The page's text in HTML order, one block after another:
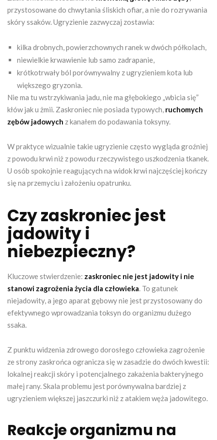
przystosowane do chwytania śliskich ofiar, a nie do rozrywania
skóry ssaków. Ugryzienie zazwyczaj zostawia:
kilka drobnych, powierzchownych ranek w dwóch półkolach,
niewielkie krwawienie lub samo zadrapanie,
krótkotrwały ból porównywalny z ugryzieniem kota lub
większego gryzonia.
Nie ma tu wstrzykiwania jadu, nie ma głębokiego „wbicia się”
kłów jak u żmii. Zaskroniec nie posiada typowych, ruchomych
zębów jadowych z kanałem do podawania toksyny.
W praktyce wizualnie takie ugryzienie często wygląda groźniej
z powodu krwi niż z powodu rzeczywistego uszkodzenia tkanek.
U osób spokojnie reagujących na widok krwi najczęściej kończy
się na przemyciu i założeniu opatrunku.
Czy zaskroniec jest
jadowity i
niebezpieczny?
Kluczowe stwierdzenie: zaskroniec nie jest jadowity i nie
stanowi zagrożenia życia dla człowieka. To gatunek
niejadowity, a jego aparat gębowy nie jest przystosowany do
efektywnego wprowadzania toksyn do organizmu dużego
ssaka.
Z punktu widzenia zdrowego dorosłego człowieka zagrożenie
ze strony zaskrońca ogranicza się w zasadzie do dwóch kwestii:
lokalnej reakcji skóry i potencjalnego zakażenia bakteryjnego
małej rany. Skala problemu jest porównywalna bardziej z
ugryzieniem większej jaszczurki niż z atakiem węża jadowitego.
Reakcje organizmu na